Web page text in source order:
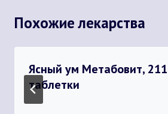
Похожие лекарства
Ясный ум Метабовит,
таблетки